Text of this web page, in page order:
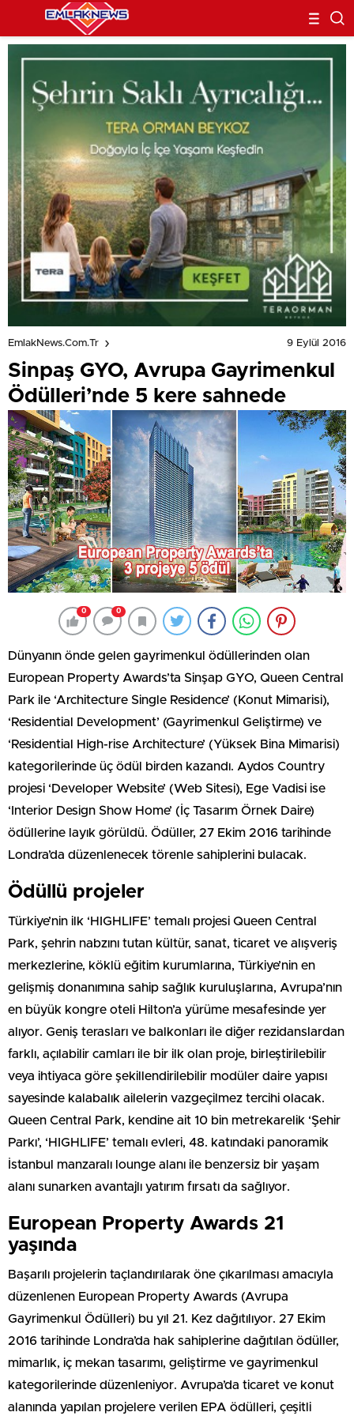
EmlakNews.com.tr 9 Eylül 2016
Sinpaş GYO, Avrupa Gayrimenkul
Ödülleri’nde 5 kere sahnede
0 0
Dünyanın önde gelen gayrimenkul ödüllerinden olan
European Property Awards’ta Sinşap GYO, Queen Central
Park ile ‘Architecture Single Residence’ (Konut Mimarisi),
‘Residential Development’ (Gayrimenkul Geliştirme) ve
‘Residential High-rise Architecture’ (Yüksek Bina Mimarisi)
kategorilerinde üç ödül birden kazandı. Aydos Country
projesi ‘Developer Website’ (Web Sitesi), Ege Vadisi ise
‘Interior Design Show Home’ (İç Tasarım Örnek Daire)
ödüllerine layık görüldü. Ödüller, 27 Ekim 2016 tarihinde
Londra’da düzenlenecek törenle sahiplerini bulacak.
Ödüllü projeler
Türkiye’nin ilk ‘HIGHLIFE’ temalı projesi Queen Central
Park, şehrin nabzını tutan kültür, sanat, ticaret ve alışveriş
merkezlerine, köklü eğitim kurumlarına, Türkiye’nin en
gelişmiş donanımına sahip sağlık kuruluşlarına, Avrupa’nın
en büyük kongre oteli Hilton’a yürüme mesafesinde yer
alıyor. Geniş terasları ve balkonları ile diğer rezidanslardan
farklı, açılabilir camları ile bir ilk olan proje, birleştirilebilir
veya ihtiyaca göre şekillendirilebilir modüler daire yapısı
sayesinde kalabalık ailelerin vazgeçilmez tercihi olacak.
Queen Central Park, kendine ait 10 bin metrekarelik ‘Şehir
Parkı’, ‘HIGHLIFE’ temalı evleri, 48. katındaki panoramik
İstanbul manzaralı lounge alanı ile benzersiz bir yaşam
alanı sunarken avantajlı yatırım fırsatı da sağlıyor.
European Property Awards 21
yaşında
Başarılı projelerin taçlandırılarak öne çıkarılması amacıyla
düzenlenen European Property Awards (Avrupa
Gayrimenkul Ödülleri) bu yıl 21. Kez dağıtılıyor. 27 Ekim
2016 tarihinde Londra’da hak sahiplerine dağıtılan ödüller,
mimarlık, iç mekan tasarımı, geliştirme ve gayrimenkul
kategorilerinde düzenleniyor. Avrupa’da ticaret ve konut
alanında yapılan projelere verilen EPA ödülleri, çeşitli